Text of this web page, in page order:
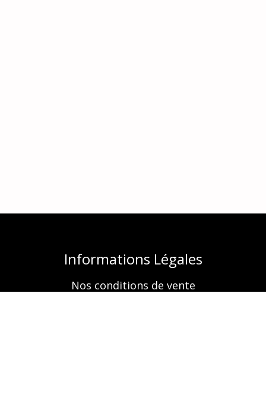
Informations Légales
Nos conditions de vente